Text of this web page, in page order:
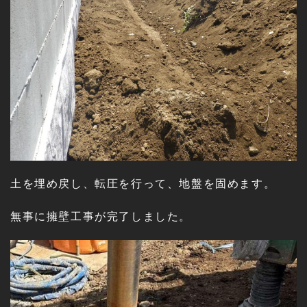
土を埋め戻し、転圧を行って、地盤を固めます。
無事に擁壁工事が完了しました。